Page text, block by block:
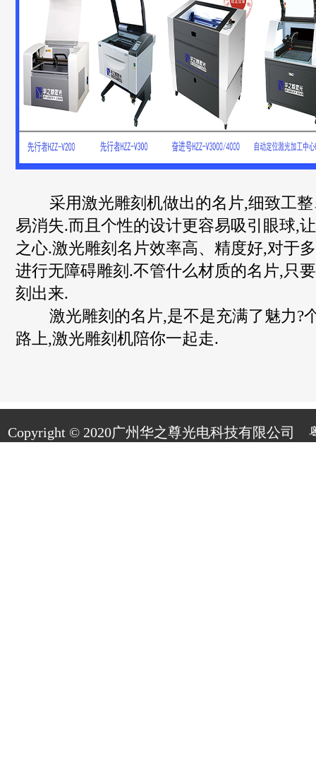
采用激光雕刻机做出的名片,细致工整
易消失.而且个性的设计更容易吸引眼球,
之心.激光雕刻名片效率高、精度好,对于
进行无障碍雕刻.不管什么材质的名片,只
刻出来.
激光雕刻的名片,是不是充满了魅力?
路上,激光雕刻机陪你一起走.
Copyright © 2020广州华之尊光电科技有限公司